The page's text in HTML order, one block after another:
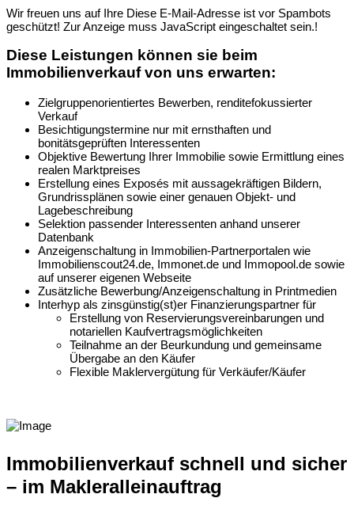
Wir freuen uns auf Ihre Diese E-Mail-Adresse ist vor Spambots
geschützt! Zur Anzeige muss JavaScript eingeschaltet sein.!
Diese Leistungen können sie beim
Immobilienverkauf von uns erwarten:
Zielgruppenorientiertes Bewerben, renditefokussierter
Verkauf
Besichtigungstermine nur mit ernsthaften und
bonitätsgeprüften Interessenten
Objektive Bewertung Ihrer Immobilie sowie Ermittlung eines
realen Marktpreises
Erstellung eines Exposés mit aussagekräftigen Bildern,
Grundrissplänen sowie einer genauen Objekt- und
Lagebeschreibung
Selektion passender Interessenten anhand unserer
Datenbank
Anzeigenschaltung in Immobilien-Partnerportalen wie
Immobilienscout24.de, Immonet.de und Immopool.de sowie
auf unserer eigenen Webseite
Zusätzliche Bewerbung/Anzeigenschaltung in Printmedien
Interhyp als zinsgünstig(st)er Finanzierungspartner für
Erstellung von Reservierungsvereinbarungen und
notariellen Kaufvertragsmöglichkeiten
Teilnahme an der Beurkundung und gemeinsame
Übergabe an den Käufer
Flexible Maklervergütung für Verkäufer/Käufer
Immobilienverkauf schnell und sicher
– im Makleralleinauftrag